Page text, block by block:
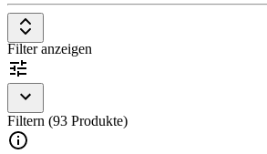
Filter anzeigen
Filtern (93 Produkte)